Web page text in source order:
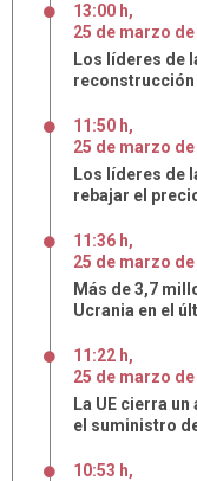
13:00 h,
25 de marzo de
Los líderes de
reconstrucción
11:50 h,
25 de marzo de
Los líderes de
rebajar el
11:36 h,
25 de marzo de
Más de 3,7
Ucrania en el
11:22 h,
25 de marzo de
La UE cierra
el suministro
10:53 h,